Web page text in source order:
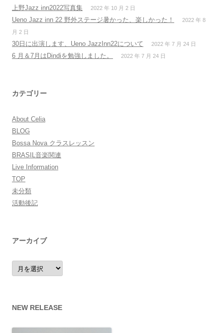
上野Jazz inn2022写真集 2022 年 10 月 2 日
Ueno Jazz inn 22 野外ステージ暑かった、楽しかった！
2022 年 8
月 2 日
30日に出演します、Ueno JazzInn22について 2022 年 7 月 24 日
6 月＆7月はDindiを勉強しました。 2022 年 7 月 24 日
カテゴリー
About Celia
BLOG
Bossa Nova クラスレッスン
BRASIL音楽関連
Live Information
TOP
未分類
活動後記
アーカイブ
ア
ー
NEW RELEASE